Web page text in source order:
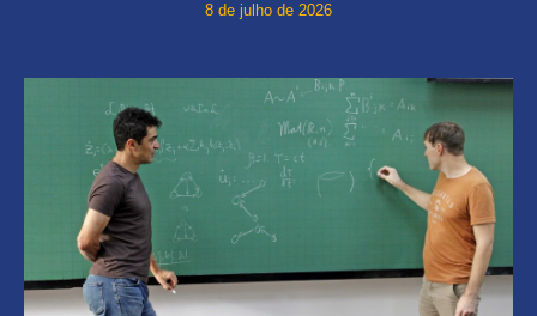
8 de julho de 2026